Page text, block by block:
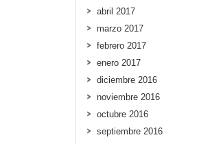
abril 2017
marzo 2017
febrero 2017
enero 2017
diciembre 2016
noviembre 2016
octubre 2016
septiembre 2016